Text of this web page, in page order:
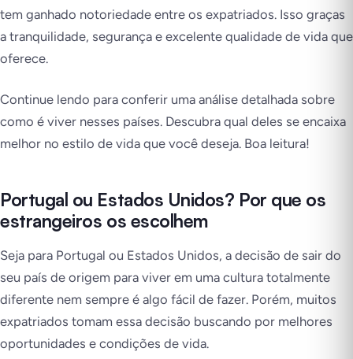
tem ganhado notoriedade entre os expatriados. Isso graças
a tranquilidade, segurança e excelente qualidade de vida que
oferece.
Continue lendo para conferir uma análise detalhada sobre
como é viver nesses países. Descubra qual deles se encaixa
melhor no estilo de vida que você deseja. Boa leitura!
Portugal ou Estados Unidos? Por que os
estrangeiros os escolhem
Seja para Portugal ou Estados Unidos, a decisão de sair do
seu país de origem para viver em uma cultura totalmente
diferente nem sempre é algo fácil de fazer. Porém, muitos
expatriados tomam essa decisão buscando por melhores
oportunidades e condições de vida.